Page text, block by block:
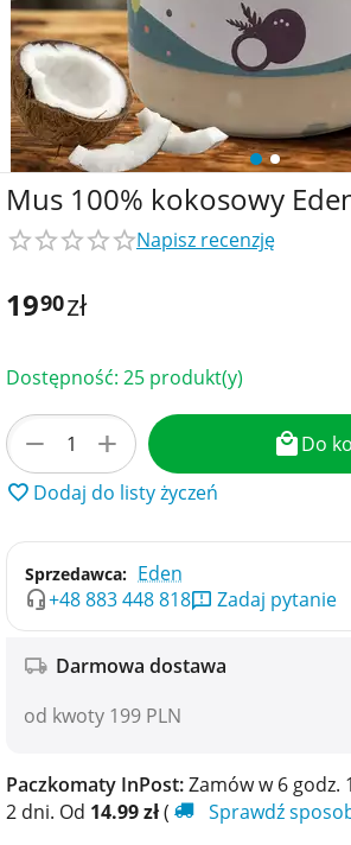
Mus 100% kokosowy
Napisz recenzję
1990zł
Dostępność: 25 produkt(y)
+
−
Do
Dodaj do listy życzeń
Sprzedawca: Eden
+48 883 448 818
Zadaj pytanie
Darmowa dostawa
od kwoty 199 PLN
Paczkomaty InPost:Zamów w 6 godz.
2 dni. Od 14.99zł( Sprawdź